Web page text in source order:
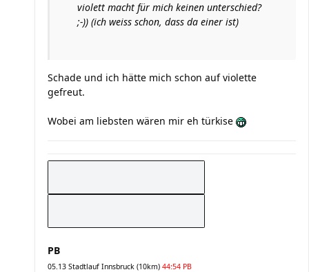
violett macht für mich keinen unterschied?
;-)) (ich weiss schon, dass da einer ist)
Schade und ich hätte mich schon auf violette
gefreut.
Wobei am liebsten wären mir eh türkise
PB
05.13 Stadtlauf Innsbruck (10km) 44:54 PB